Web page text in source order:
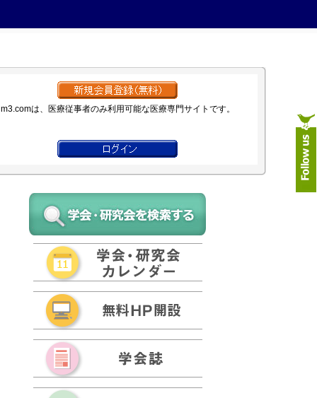
m3.comは、医療従事者のみ利用可能な医療専門サイトです。